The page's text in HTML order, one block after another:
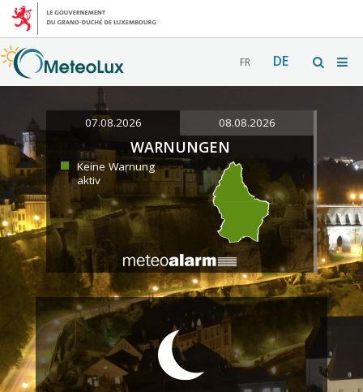
FR DE
07.08.2026 08.08.2026
WARNUNGEN
Keine Warnung
aktiv